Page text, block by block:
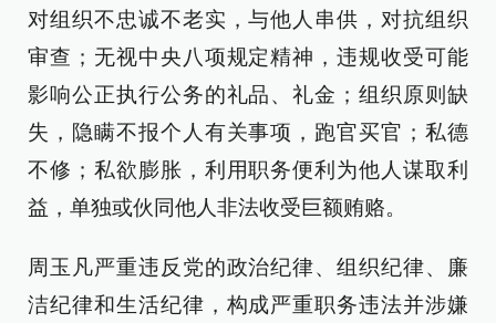
对组织不忠诚不老实，与他人串供，对抗组织
审查；无视中央八项规定精神，违规收受可能
影响公正执行公务的礼品、礼金；组织原则缺
失，隐瞒不报个人有关事项，跑官买官；私德
不修；私欲膨胀，利用职务便利为他人谋取利
益，单独或伙同他人非法收受巨额贿赂。
周玉凡严重违反党的政治纪律、组织纪律、廉
洁纪律和生活纪律，构成严重职务违法并涉嫌